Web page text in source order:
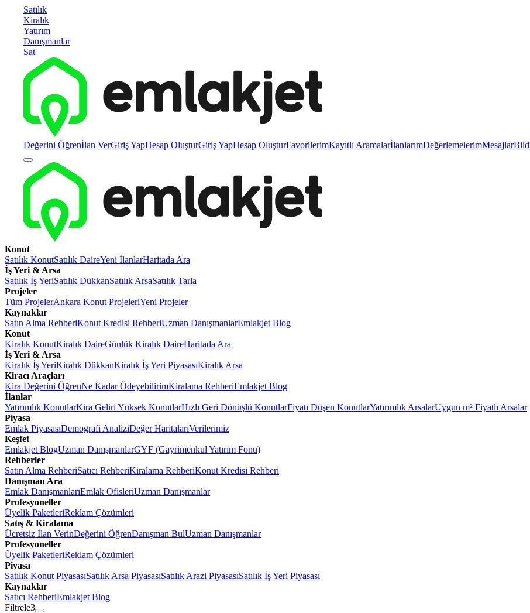
Satılık
Kiralık
Yatırım
Danışmanlar
Sat
Değerini Öğrenİlan VerGiriş YapHesap OluşturGiriş YapHesap OluşturFavorilerimKayıtlı AramalarİlanlarımDeğerlemelerimMesajlar
Konut
Satılık KonutSatılık DaireYeni İlanlarHaritada Ara
İş Yeri & Arsa
Satılık İş YeriSatılık DükkanSatılık ArsaSatılık Tarla
Projeler
Tüm ProjelerAnkara Konut ProjeleriYeni Projeler
Kaynaklar
Satın Alma RehberiKonut Kredisi RehberiUzman DanışmanlarEmlakjet Blog
Konut
Kiralık KonutKiralık DaireGünlük Kiralık DaireHaritada Ara
İş Yeri & Arsa
Kiralık İş YeriKiralık DükkanKiralık İş Yeri PiyasasıKiralık Arsa
Kiracı Araçları
Kira Değerini ÖğrenNe Kadar ÖdeyebilirimKiralama RehberiEmlakjet Blog
İlanlar
Yatırımlık KonutlarKira Geliri Yüksek KonutlarHızlı Geri Dönüşlü KonutlarFiyatı Düşen KonutlarYatırımlık ArsalarUygun m² Fiyatlı Arsalar
Piyasa
Emlak PiyasasıDemografi AnaliziDeğer HaritalarıVerilerimiz
Keşfet
Emlakjet BlogUzman DanışmanlarGYF (Gayrimenkul Yatırım Fonu)
Rehberler
Satın Alma RehberiSatıcı RehberiKiralama RehberiKonut Kredisi Rehberi
Danışman Ara
Emlak DanışmanlarıEmlak OfisleriUzman Danışmanlar
Profesyoneller
Üyelik PaketleriReklam Çözümleri
Satış & Kiralama
Ücretsiz İlan VerinDeğerini ÖğrenDanışman BulUzman Danışmanlar
Profesyoneller
Üyelik PaketleriReklam Çözümleri
Piyasa
Satılık Konut PiyasasıSatılık Arsa PiyasasıSatılık Arazi PiyasasıSatılık İş Yeri Piyasası
Kaynaklar
Satıcı RehberiEmlakjet Blog
Filtrele3